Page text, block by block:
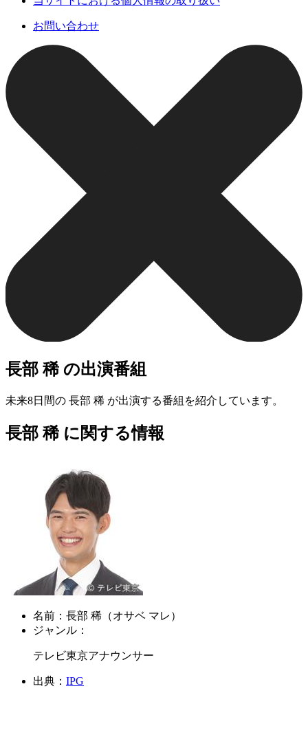
お問い合わせ
長部 稀 の出演番組
未来8日間の 長部 稀 が出演する番組を紹介しています。
長部 稀 に関する情報
名前： 長部 稀（オサベ マレ）
ジャンル：
テレビ東京アナウンサー
出典： IPG